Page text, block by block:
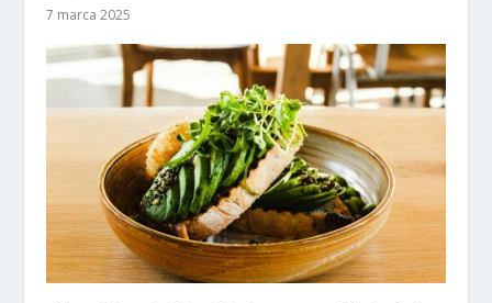
7 marca 2025